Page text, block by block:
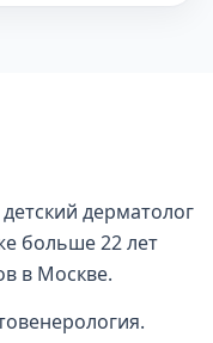
дерматолог
больше 22 лет
в Москве.